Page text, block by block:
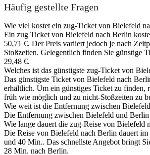
Häufig gestellte Fragen
Wie viel kostet ein zug-Ticket von Bielefeld
Ein zug Ticket von Bielefeld nach Berlin
50,71 €. Der Preis variiert jedoch je nach
Stoßzeiten. Gelegentlich finden Sie günstige
29,48 €.
Welches ist das günstigste zug-Ticket von
Das günstigste Ticket von Bielefeld nach
erhältlich. Um ein günstiges Ticket zu finden,
früh wie möglich und zu nicht-Stoßzeiten zu
Wie weit ist die Entfernung zwischen
Die Entfernung zwischen Bielefeld und
Wie lange dauert die zug-Reise von Bielefeld
Die Reise von Bielefeld nach Berlin dauert
und 40 Min.. Das schnellste Angebot bringt
28 Min. nach Berlin.